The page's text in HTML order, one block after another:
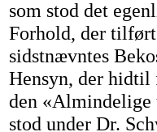
som stod det
Forhold, der
sidstnævntes
Hensyn, der
den «Almindelige
stod under Dr.